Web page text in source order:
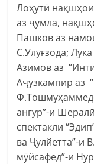
Лоҳутӣ
аз ҷумла,
Пашков аз
С.Улуғзода;
Азимов аз
Аҷузкампир аз
ангур”-и
спектакли
ва Ҷулйетта”-и
мӯйсафед”-и